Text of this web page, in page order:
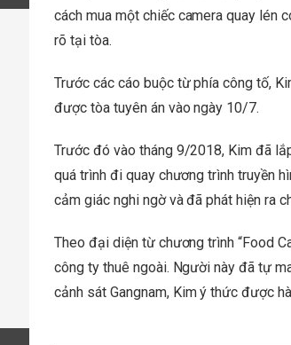
cách mua một chiếc camera quay lén
rõ tại tòa.
Trước các cáo buộc từ phía công tố,
được tòa tuyên án vào ngày 10/7.
Trước đó vào tháng 9/2018, Kim đã
quá trình đi quay chương trình truyền
cảm giác nghi ngờ và đã phát hiện ra
Theo đại diện từ chương trình “Food
công ty thuê ngoài. Người này đã tự
cảnh sát Gangnam, Kim ý thức được